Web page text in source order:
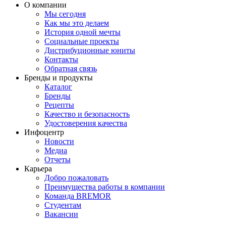
О компании
Мы сегодня
Как мы это делаем
История одной мечты
Социальные проекты
Дистрибуционные юниты
Контакты
Обратная связь
Бренды и продукты
Каталог
Бренды
Рецепты
Качество и безопасность
Удостоверения качества
Инфоцентр
Новости
Медиа
Отчеты
Карьера
Добро пожаловать
Преимущества работы в компании
Команда BREMOR
Студентам
Вакансии